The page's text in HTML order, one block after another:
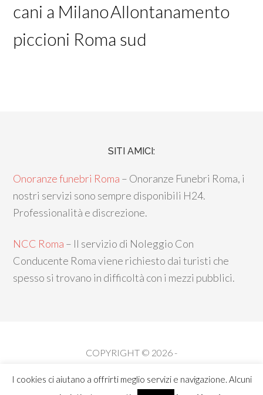
cani a MilanoAllontanamento
piccioni Roma sud
SITI AMICI:
Onoranze funebri Roma – Onoranze Funebri Roma, i
nostri servizi sono sempre disponibili H24.
Professionalità e discrezione.
NCC Roma – Il servizio di Noleggio Con
Conducente Roma viene richiesto dai turisti che
spesso si trovano in difficoltà con i mezzi pubblici.
COPYRIGHT © 2026 -
Club
I cookies ci aiutano a offrirti meglio servizi e navigazione. Alcuni